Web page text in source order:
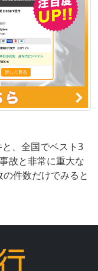
、全国でベスト3
故と非常に重大な
件数だけでみると